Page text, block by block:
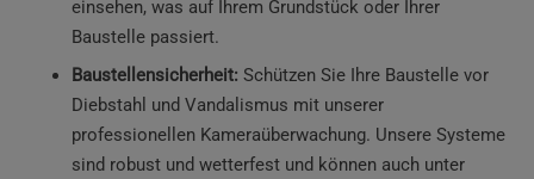
einsehen, was auf Ihrem Grundstück oder Ihrer
Baustelle passiert.
Baustellensicherheit: Schützen Sie Ihre Baustelle vor
Diebstahl und Vandalismus mit unserer
professionellen Kameraüberwachung. Unsere Systeme
sind robust und wetterfest und können auch unter